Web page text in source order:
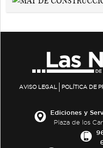
AVISO LEGAL POLÍTICA DE
Ediciones y
Plaza de los